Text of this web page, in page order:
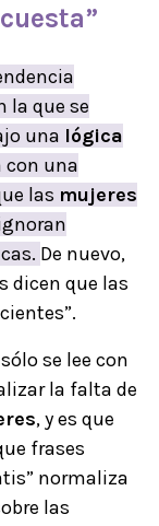
la que se
una lógica
con una
las mujeres
De nuevo,
dicen que las
se lee con
la falta de
, y es que
frases
normaliza
las